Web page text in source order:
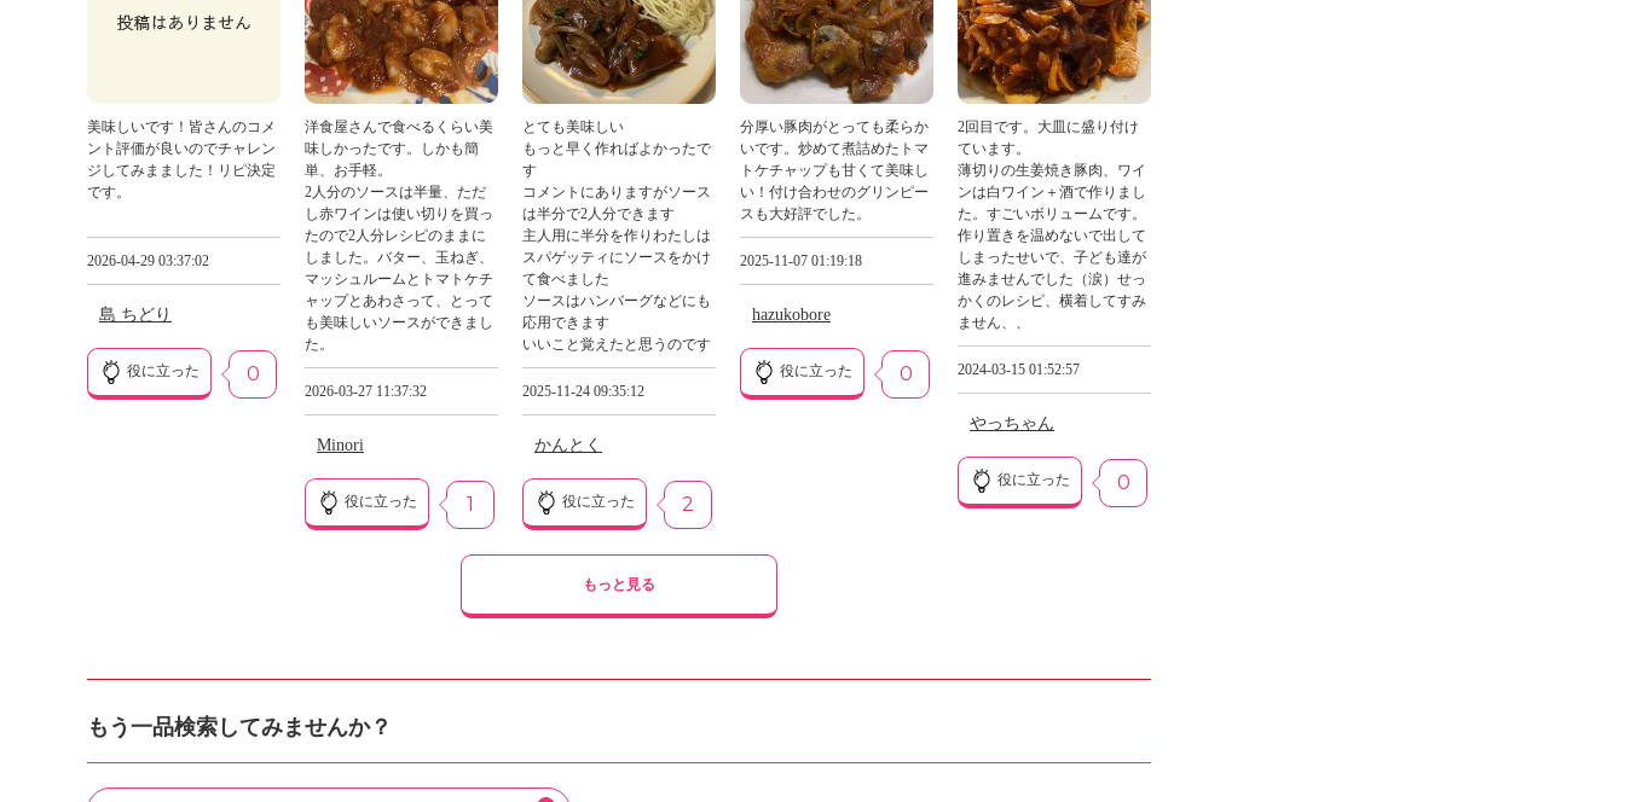
美味しいです！皆さんのコメ
ント評価が良いのでチャレン
ジしてみまました！リピ決定
です。
2026-04-29 03:37:02
島 ちどり
役に立った 0
洋食屋さんで食べるくらい美
味しかったです。しかも簡
単、お手軽。
2人分のソースは半量、ただ
し赤ワインは使い切りを買っ
たので2人分レシピのままに
しました。バター、玉ねぎ、
マッシュルームとトマトケチ
ャップとあわさって、とって
も美味しいソースができまし
た。
2026-03-27 11:37:32
Minori
役に立った 1
とても美味しい
もっと早く作ればよかったで
す
コメントにありますがソース
は半分で2人分できます
主人用に半分を作りわたしは
スパゲッティにソースをかけ
て食べました
ソースはハンバーグなどにも
応用できます
いいこと覚えたと思うのです
2025-11-24 09:35:12
かんとく
役に立った 2
分厚い豚肉がとっても柔らか
いです。炒めて煮詰めたトマ
トケチャップも甘くて美味し
い！付け合わせのグリンピー
スも大好評でした。
2025-11-07 01:19:18
hazukobore
役に立った 0
2回目です。大皿に盛り付け
ています。
薄切りの生姜焼き豚肉、ワイ
ンは白ワイン＋酒で作りまし
た。すごいボリュームです。
作り置きを温めないで出して
しまったせいで、子ども達が
進みませんでした（涙）せっ
かくのレシピ、横着してすみ
ません、、
2024-03-15 01:52:57
やっちゃん
役に立った 0
もっと見る
もう一品検索してみませんか？